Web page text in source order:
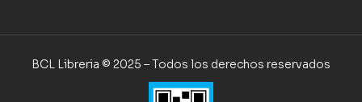
BCL Libreria © 2025 – Todos los derechos reservados